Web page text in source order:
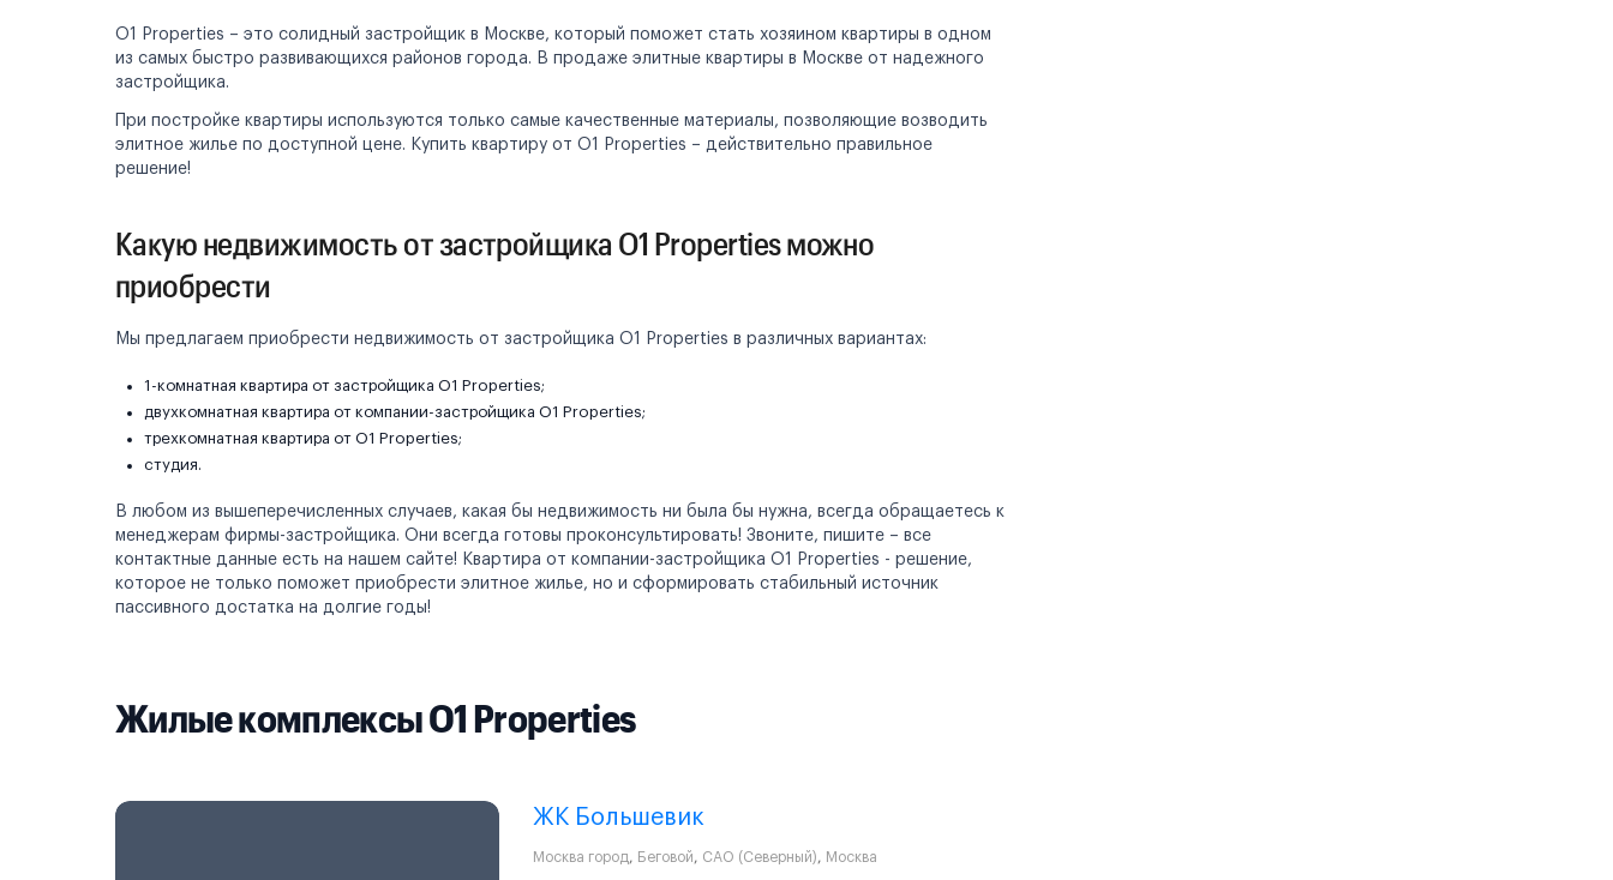
O1 Properties – это солидный застройщик в Москве, который поможет стать хозяином квартиры в одном
из самых быстро развивающихся районов города. В продаже элитные квартиры в Москве от надежного
застройщика.
При постройке квартиры используются только самые качественные материалы, позволяющие возводить
элитное жилье по доступной цене. Купить квартиру от O1 Properties – действительно правильное
решение!
Какую недвижимость от застройщика O1 Properties можно
приобрести
Мы предлагаем приобрести недвижимость от застройщика O1 Properties в различных вариантах:
1-комнатная квартира от застройщика O1 Properties;
двухкомнатная квартира от компании-застройщика O1 Properties;
трехкомнатная квартира от O1 Properties;
студия.
В любом из вышеперечисленных случаев, какая бы недвижимость ни была бы нужна, всегда обращаетесь к
менеджерам фирмы-застройщика. Они всегда готовы проконсультировать! Звоните, пишите – все
контактные данные есть на нашем сайте! Квартира от компании-застройщика O1 Properties - решение,
которое не только поможет приобрести элитное жилье, но и сформировать стабильный источник
пассивного достатка на долгие годы!
Жилые комплексы O1 Properties
ЖК Большевик
Москва город, Беговой, САО (Северный), Москва